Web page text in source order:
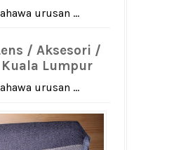
urusan ...
/ Aksesori /
Kuala Lumpur
urusan ...